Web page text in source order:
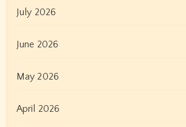
July 2026
June 2026
May 2026
April 2026